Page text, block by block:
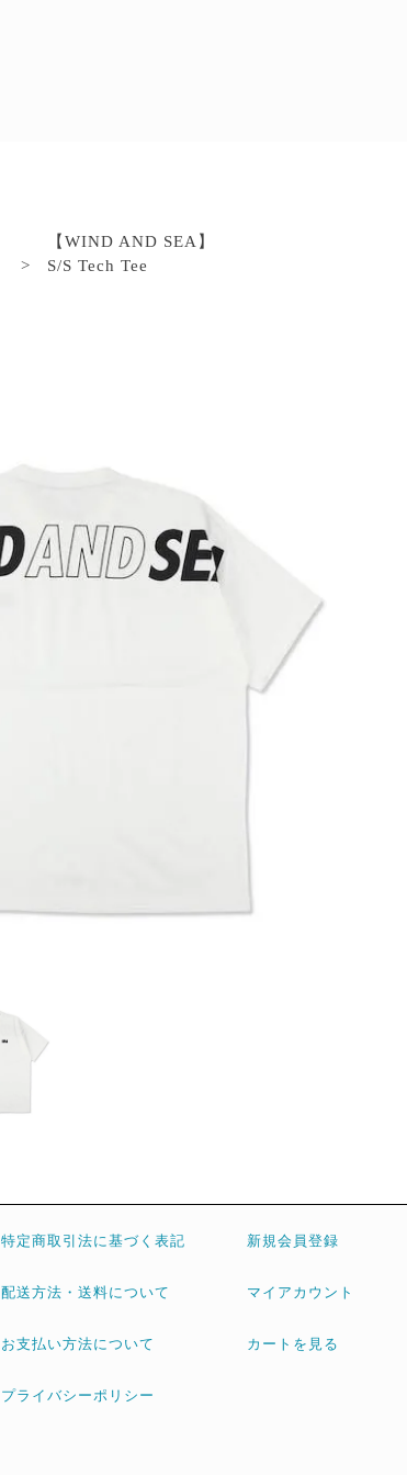
>
【WIND AND SEA】
S/S Tech Tee
特定商取引法に基づく表記
配送方法・送料について
お支払い方法について
プライバシーポリシー
新規会員登録
マイアカウント
カートを見る